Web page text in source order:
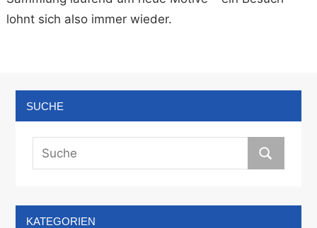
lohnt sich also immer wieder.
SUCHE
KATEGORIEN